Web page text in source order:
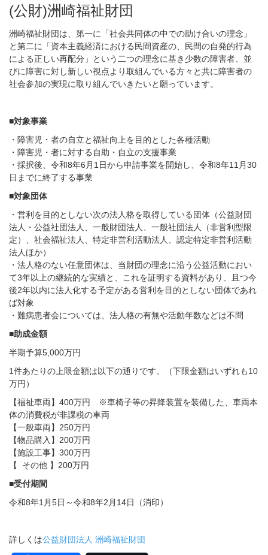
(公財)洲崎福祉財団
洲崎福祉財団は、第一に「社会共同体の中での助け合いの理念」
と第二に「資本主義経済における民間資産の、民間の自発的行為
による正しい再配分」という二つの理念に基き少数の障害者、並
びに障害に対し新しい視点より取組んでいる方々と共に障害者の
社会参加の実現に取り組んでいきたいと願っています。
■対象事業
・障害児・者の自立と福祉向上を目的とした各種活動
・障害児・者に対する自助・自立の支援事業
・採択後、令和8年6月1日から申請事業を開始し、令和8年11月30
日までに終了する事業
■対象団体
・営利を目的としない次の法人格を取得している団体（公益財団
法人・公益社団法人、一般財団法人、一般社団法人（非営利型限
定）、社会福祉法人、特定非営利活動法人、認定特定非営利活動
法人ほか）
・法人格のない任意団体は、当財団の理念に沿う公益活動におい
て3年以上の継続的な実績と、これを証明する資料があり、且つ今
後2年以内に法人化する予定がある営利を目的としない団体であれ
ば対象
・難病患者会については、法人格の有無や活動年数などは不問
■助成金額
半期予算5,000万円
1件あたりの上限金額は以下の通りです。（下限金額はいずれも10
万円）
【福祉車両】400万円 ※車椅子等の昇降装置を装備した、車両本
体の消費税が非課税の車両
【一般車両】250万円
【物品購入】200万円
【施設工事】300万円
【 その他 】200万円
■受付期間
令和8年1月5日～令和8年2月14日（消印）
詳しくは公益財団法人 洲崎福祉財団